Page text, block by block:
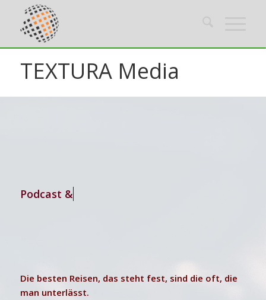
TEXTURA Media
Podcast & A
Die besten Reisen, das steht fest, sind die oft, die
man unterlässt.